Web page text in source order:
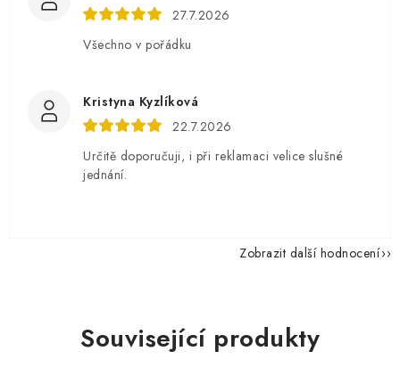
27.7.2026
Všechno v pořádku
Kristyna Kyzlíková
22.7.2026
Určitě doporučuji, i při reklamaci velice slušné
jednání.
Zobrazit další hodnocení
Související produkty